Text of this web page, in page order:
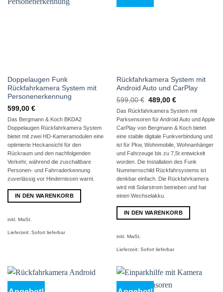
Doppelaugen Funk
Rückfahrkamera System mit
Personenerkennung
599,00 €
Das Bergmann & Koch BKDA2
Doppelaugen Rückfahrkamera System
bietet mit zwei HD-Kameramodulen eine
optimierte Heckansicht für den
Rückraum und den nachfolgenden
Verkehr, während die zuschaltbare
Personen- und Fahrraderkennung
zuverlässig vor Hindernissen warnt.
IN DEN WARENKORB
inkl. MwSt.
Lieferzeit: Sofort lieferbar
Rückfahrkamera System mit
Android Auto und CarPlay
599,00€ Ursprünglicher
war:
599,00 €
489,00 €Aktueller
ist:
489,00 €.
Das Rückfahrkamera System mit
Parksensoren für Android Auto und Apple
CarPlay von Bergmann & Koch bietet
eine stabile digitale Funkverbindung und
ist für Pkw, Wohnmobile, Wohnanhänger
und Fahrzeuge bis zu 7,5t entwickelt
worden. Die Installation des Funk
Nummernschild Rückfahrsystems ist
denkbar einfach. Die Rückfahrkamera
wird mit Solarstrom betrieben und hat
einen Wechselakku.
IN DEN WARENKORB
inkl. MwSt.
Lieferzeit: Sofort lieferbar